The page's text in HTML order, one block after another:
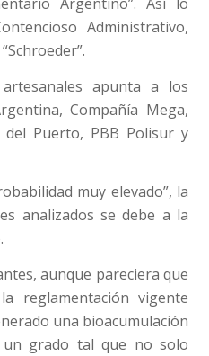
Administrativo,
apunta a los
Compañía Mega,
del Puerto, PBB Polisur y
muy elevado”, la
analizados se debe a la
aunque pareciera que
reglamentación vigente
una bioacumulación
grado tal que no solo